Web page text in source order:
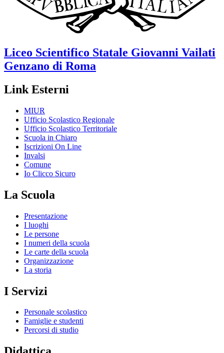
Liceo Scientifico Statale Giovanni Vailati
Genzano di Roma
Link Esterni
MIUR
Ufficio Scolastico Regionale
Ufficio Scolastico Territoriale
Scuola in Chiaro
Iscrizioni On Line
Invalsi
Comune
Io Clicco Sicuro
La Scuola
Presentazione
I luoghi
Le persone
I numeri della scuola
Le carte della scuola
Organizzazione
La storia
I Servizi
Personale scolastico
Famiglie e studenti
Percorsi di studio